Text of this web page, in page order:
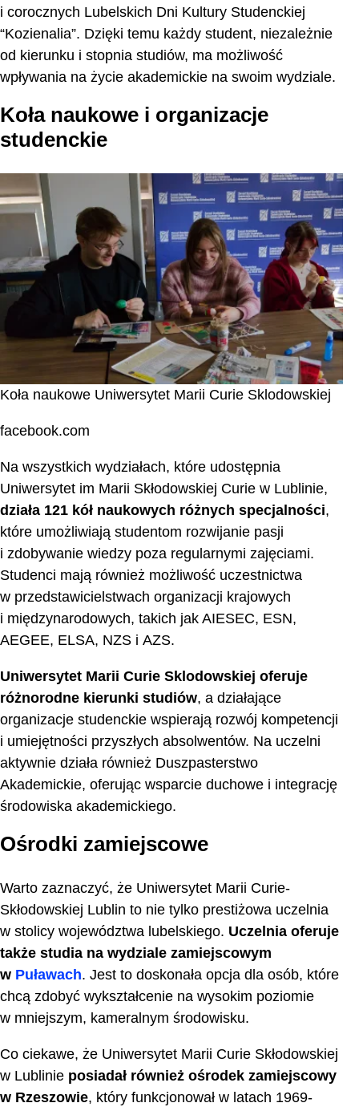
i corocznych Lubelskich Dni Kultury Studenckiej
“Kozienalia”. Dzięki temu każdy student, niezależnie
od kierunku i stopnia studiów, ma możliwość
wpływania na życie akademickie na swoim wydziale.
Koła naukowe i organizacje
studenckie
Koła naukowe Uniwersytet Marii Curie Sklodowskiej
facebook.com
Na wszystkich wydziałach, które udostępnia
Uniwersytet im Marii Skłodowskiej Curie w Lublinie,
działa 121 kół naukowych różnych specjalności,
które umożliwiają studentom rozwijanie pasji
i zdobywanie wiedzy poza regularnymi zajęciami.
Studenci mają również możliwość uczestnictwa
w przedstawicielstwach organizacji krajowych
i międzynarodowych, takich jak AIESEC, ESN,
AEGEE, ELSA, NZS i AZS.
Uniwersytet Marii Curie Sklodowskiej oferuje
różnorodne kierunki studiów, a działające
organizacje studenckie wspierają rozwój kompetencji
i umiejętności przyszłych absolwentów. Na uczelni
aktywnie działa również Duszpasterstwo
Akademickie, oferując wsparcie duchowe i integrację
środowiska akademickiego.
Ośrodki zamiejscowe
Warto zaznaczyć, że Uniwersytet Marii Curie-
Skłodowskiej Lublin to nie tylko prestiżowa uczelnia
w stolicy województwa lubelskiego. Uczelnia oferuje
także studia na wydziale zamiejscowym
w Puławach. Jest to doskonała opcja dla osób, które
chcą zdobyć wykształcenie na wysokim poziomie
w mniejszym, kameralnym środowisku.
Co ciekawe, że Uniwersytet Marii Curie Skłodowskiej
w Lublinie posiadał również ośrodek zamiejscowy
w Rzeszowie, który funkcjonował w latach 1969-